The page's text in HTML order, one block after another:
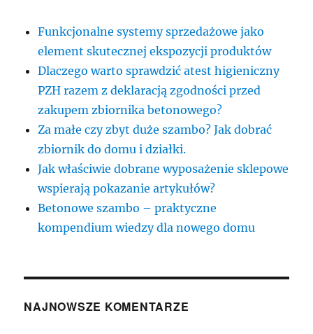
Funkcjonalne systemy sprzedażowe jako
element skutecznej ekspozycji produktów
Dlaczego warto sprawdzić atest higieniczny
PZH razem z deklaracją zgodności przed
zakupem zbiornika betonowego?
Za małe czy zbyt duże szambo? Jak dobrać
zbiornik do domu i działki.
Jak właściwie dobrane wyposażenie sklepowe
wspierają pokazanie artykułów?
Betonowe szambo – praktyczne
kompendium wiedzy dla nowego domu
NAJNOWSZE KOMENTARZE